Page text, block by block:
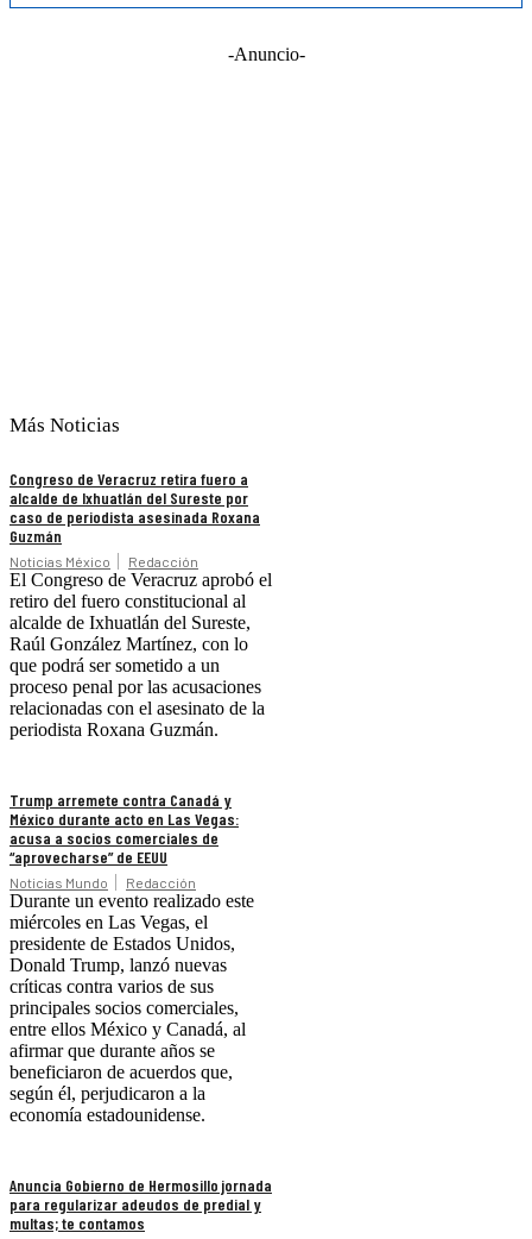
-Anuncio-
Más Noticias
Congreso de Veracruz retira fuero a
alcalde de Ixhuatlán del Sureste por
caso de periodista asesinada Roxana
Guzmán
Noticias México Redacción
El Congreso de Veracruz aprobó el
retiro del fuero constitucional al
alcalde de Ixhuatlán del Sureste,
Raúl González Martínez, con lo
que podrá ser sometido a un
proceso penal por las acusaciones
relacionadas con el asesinato de la
periodista Roxana Guzmán.
Trump arremete contra Canadá y
México durante acto en Las Vegas:
acusa a socios comerciales de
“aprovecharse” de EEUU
Noticias Mundo Redacción
Durante un evento realizado este
miércoles en Las Vegas, el
presidente de Estados Unidos,
Donald Trump, lanzó nuevas
críticas contra varios de sus
principales socios comerciales,
entre ellos México y Canadá, al
afirmar que durante años se
beneficiaron de acuerdos que,
según él, perjudicaron a la
economía estadounidense.
Anuncia Gobierno de Hermosillo jornada
para regularizar adeudos de predial y
multas; te contamos